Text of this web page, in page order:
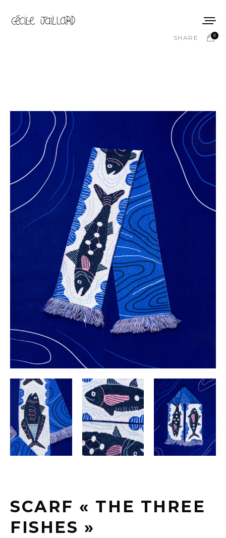
0
SHARE
SCARF « THE THREE
FISHES »